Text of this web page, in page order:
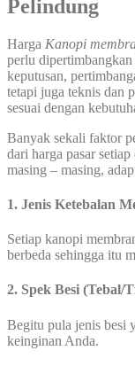
Pelindung
Harga Kanopi
perlu
keputusan,
tetapi juga teknis dan
sesuai dengan
Banyak sekali faktor
dari harga pasar
masing – masing,
1. Jenis Ketebalan
Setiap kanopi
berbeda sehingga itu
2. Spek Besi (Tebal/
Begitu pula jenis besi
keinginan Anda.